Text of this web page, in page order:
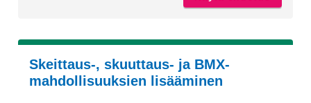
Skeittaus-, skuuttaus- ja BMX-
mahdollisuuksien lisääminen